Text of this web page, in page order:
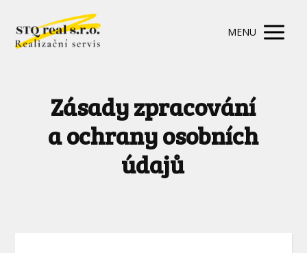
MENU
Zásady zpracování
a ochrany osobních
údajů